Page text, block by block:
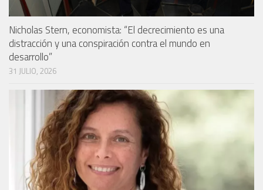
Nicholas Stern, economista: “El decrecimiento es una
distracción y una conspiración contra el mundo en
desarrollo”
31 JULIO, 2026